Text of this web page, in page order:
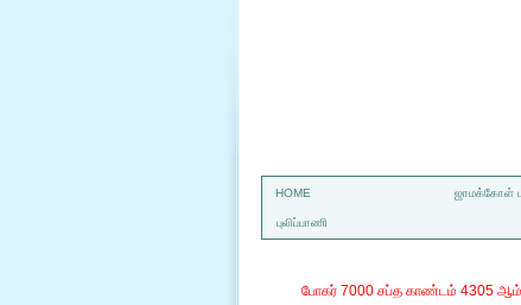
HOME ஜாமக்கோள்
புலிப்பாணி
போகர் 7000 சப்த காண்டம் 4305 ஆம்